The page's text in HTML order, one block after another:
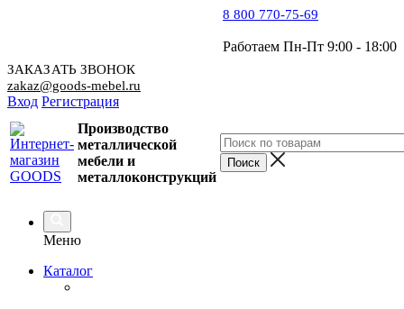
8 800 770-75-69
Работаем Пн-Пт 9:00 - 18:00
ЗАКАЗАТЬ ЗВОНОК
zakaz@goods-mebel.ru
Вход Регистрация
Производство
металлической
мебели и
металлоконструкций
Меню
Каталог